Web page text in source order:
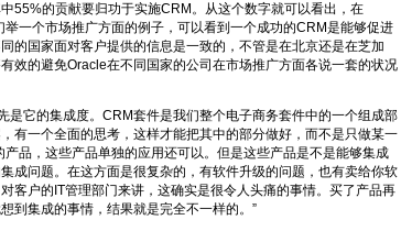
55%的贡献要归功于实施CRM。从这个数字就可以看出，在
一个市场推广方面的例子，可以看到一个成功的CRM是能够促进
的国家面对客户提供的信息是一致的，不管是在北京还是在芝加
效的避免Oracle在不同国家的公司在市场推广方面各说一套的状况
它的集成度。CRM套件是我们整个电子商务套件中的一个组成部
有一个全面的思考，这样才能把其中的部分做好，而不是只做某一
品，这些产品单独的应用还可以。但是这些产品是不是能够集成
成问题。在这方面是很复杂的，有软件升级的问题，也有卖给你软
客户的IT管理部门来讲，这确实是很令人头痛的事情。买了产品再
到集成的事情，结果就是完全不一样的。”